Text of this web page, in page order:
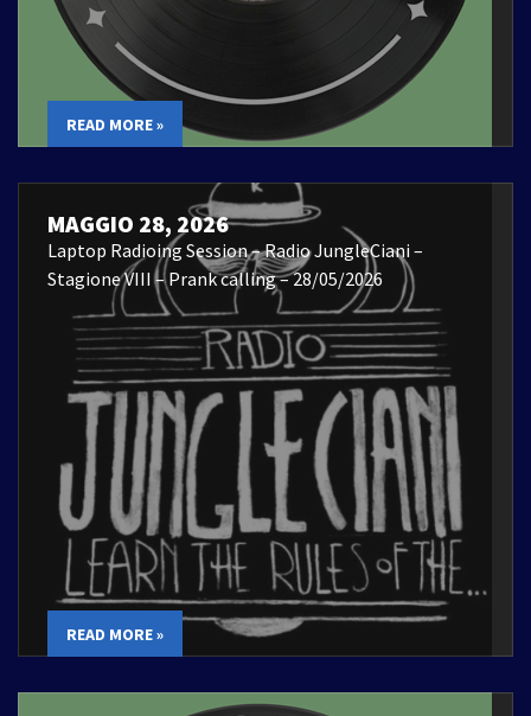
READ MORE »
MAGGIO 28, 2026
Laptop Radioing Session – Radio JungleCiani –
Stagione VIII – Prank calling – 28/05/2026
READ MORE »